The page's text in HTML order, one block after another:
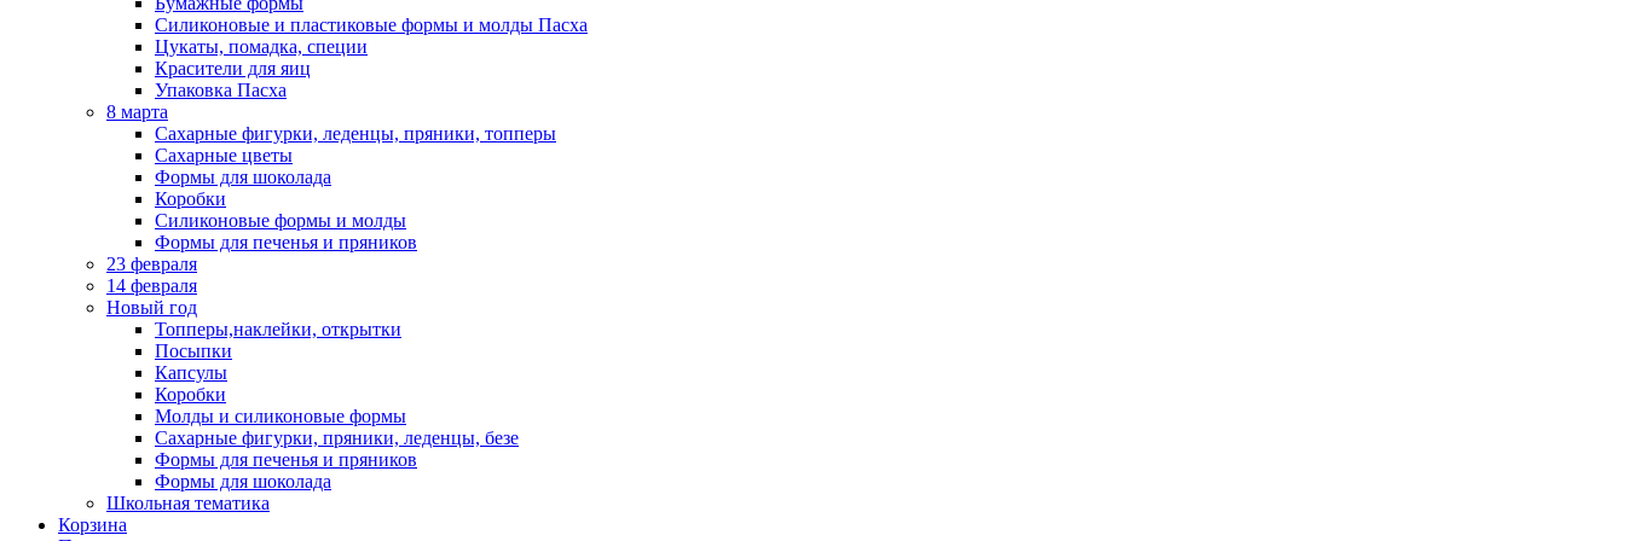
Силиконовые и пластиковые формы и молды Пасха
Цукаты, помадка, специи
Красители для яиц
Упаковка Пасха
8 марта
Сахарные фигурки, леденцы, пряники, топперы
Сахарные цветы
Формы для шоколада
Коробки
Силиконовые формы и молды
Формы для печенья и пряников
23 февраля
14 февраля
Новый год
Топперы,наклейки, открытки
Посыпки
Капсулы
Коробки
Молды и силиконовые формы
Сахарные фигурки, пряники, леденцы, безе
Формы для печенья и пряников
Формы для шоколада
Школьная тематика
Корзина